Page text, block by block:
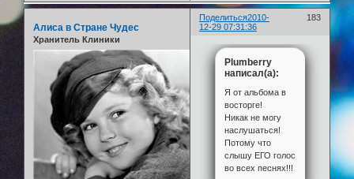
Поделиться 183
2010-
12-29 07:31:36
Алиса в Стране Чудес
Хранитель Клиники
Plumberry
написал(а):
Я от альбома в
восторге!
Никак не могу
наслушаться!
Потому что
слышу ЕГО голос
во всех песнях!!!